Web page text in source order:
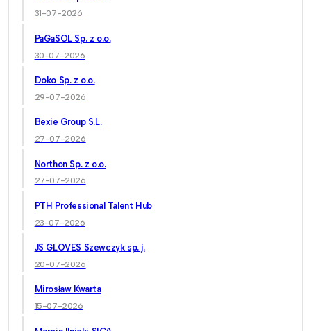
31-07-2026
PaGaSOL Sp. z o.o.
30-07-2026
Doko Sp. z o.o.
29-07-2026
Bexie Group S.L.
27-07-2026
Northon Sp. z o.o.
27-07-2026
PTH Professional Talent Hub
23-07-2026
JS GLOVES Szewczyk sp. j.
20-07-2026
Mirosław Kwarta
15-07-2026